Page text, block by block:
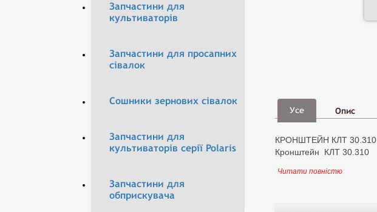
Запчастини для
культиваторів
Запчастини для просапних
сівалок
Сошники зернових сівалок
Запчастини для
культиваторів серії Polaris
Запчастини для
обприскувача
Усе Опис
КРОНШТЕЙН КЛТ 30.310
Кронштейн КЛТ 30.310
Читати повністю